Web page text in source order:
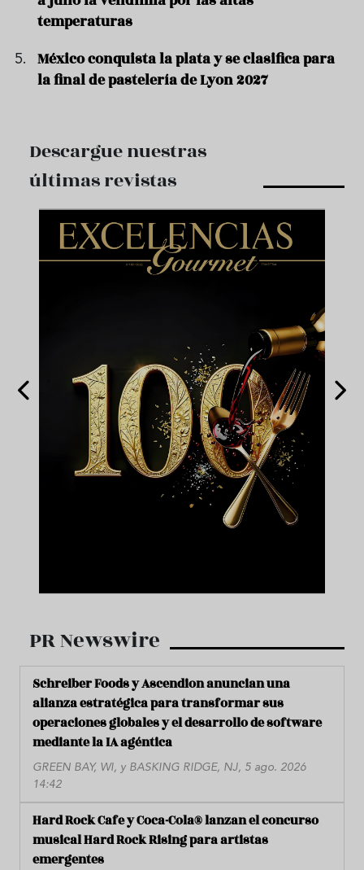
temperaturas
México conquista la plata y se clasifica para
la final de pastelería de Lyon 2027
Descargue nuestras
últimas revistas
PR Newswire
Schreiber Foods y Ascendion anuncian una
alianza estratégica para transformar sus
operaciones globales y el desarrollo de software
mediante la IA agéntica
GREEN BAY, WI, y BASKING RIDGE, NJ, 5 ago. 2026
14:42
Hard Rock Cafe y Coca-Cola® lanzan el concurso
musical Hard Rock Rising para artistas
emergentes